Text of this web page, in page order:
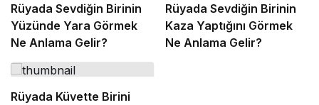
Rüyada Sevdiğin Birinin
Yüzünde Yara Görmek
Ne Anlama Gelir?
Rüyada Sevdiğin Birinin
Kaza Yaptığını Görmek
Ne Anlama Gelir?
Rüyada Küvette Birini